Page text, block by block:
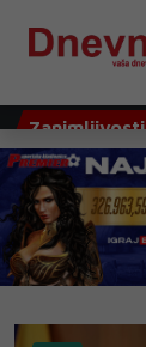
Zanimljivosti